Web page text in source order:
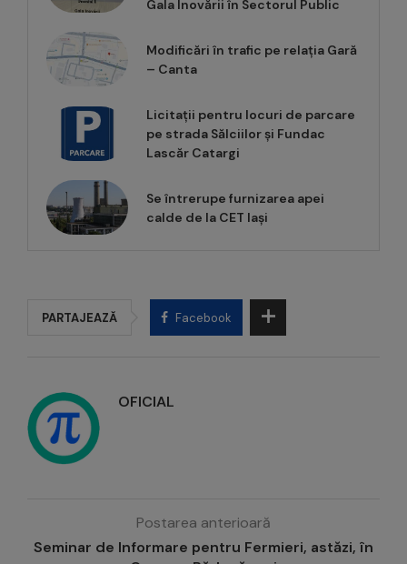
Gala Inovării în Sectorul Public
Modificări în trafic pe relația Gară
– Canta
Licitații pentru locuri de parcare
pe strada Sălciilor și Fundac
Lascăr Catargi
Se întrerupe furnizarea apei
calde de la CET Iași
PARTAJEAZĂ Facebook
OFICIAL
Postarea anterioară
Seminar de Informare pentru Fermieri, astăzi, în